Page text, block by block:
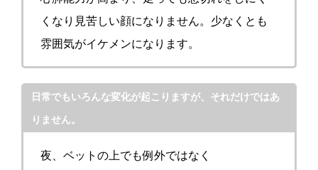
くなり見苦しい顔になりません。少なくとも
雰囲気がイケメンになります。
日常でもいろんな変化が起こりますが、それだけではあ
りません。
夜、ベットの上でも例外ではなく